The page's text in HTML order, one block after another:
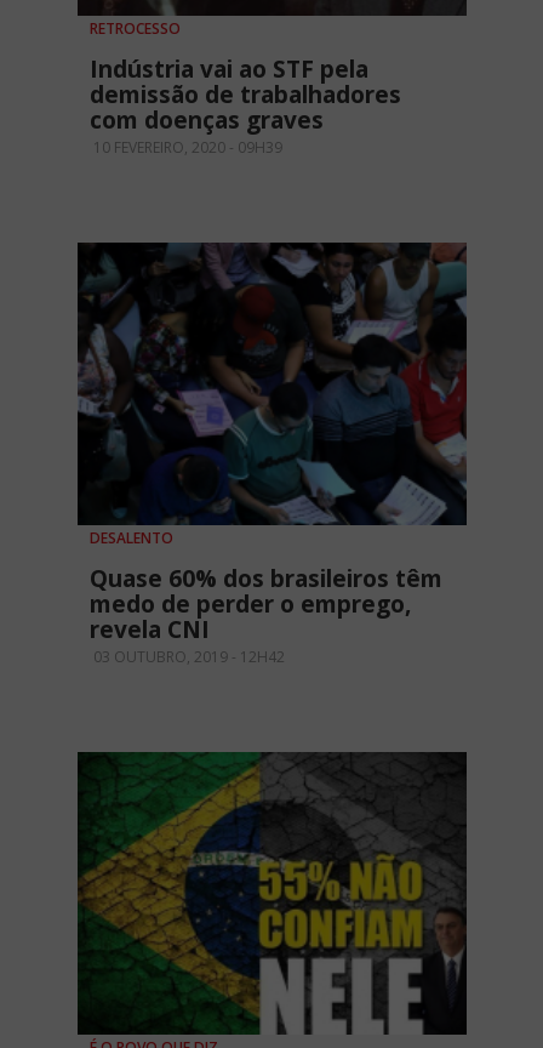
RETROCESSO
Indústria vai ao STF pela
demissão de trabalhadores
com doenças graves
10 FEVEREIRO, 2020 - 09H39
DESALENTO
Quase 60% dos brasileiros têm
medo de perder o emprego,
revela CNI
03 OUTUBRO, 2019 - 12H42